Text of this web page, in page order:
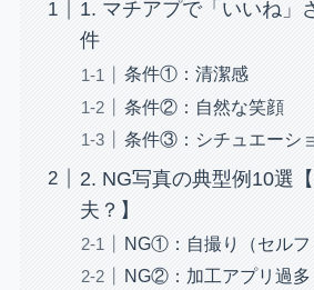
1. マチアプで「いいね」
件
条件①：清潔感
条件②：自然な笑顔
条件③：シチュエーシ
2. NG写真の典型例10選
夫？】
NG①：自撮り（セルフ
NG②：加工アプリ過多